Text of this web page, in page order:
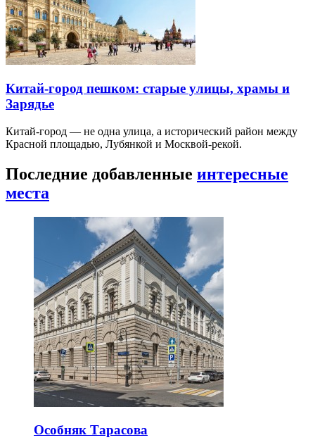
Китай-город пешком: старые улицы, храмы и
Зарядье
Китай-город — не одна улица, а исторический район между
Красной площадью, Лубянкой и Москвой-рекой.
Последние добавленные интересные
места
Особняк Тарасова